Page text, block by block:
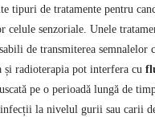
tipuri de tratamente pentru
celule senzoriale. Unele
de transmiterea semnalelor
și radioterapia pot interfera cu
pe o perioadă lungă de
infecții la nivelul gurii sau carii